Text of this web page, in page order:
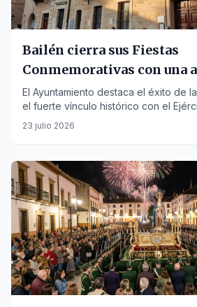
Bailén cierra sus Fiestas
Conmemorativas con una
participación ciudadana
El Ayuntamiento destaca el éxito de
el fuerte vínculo histórico con el
23 julio 2026